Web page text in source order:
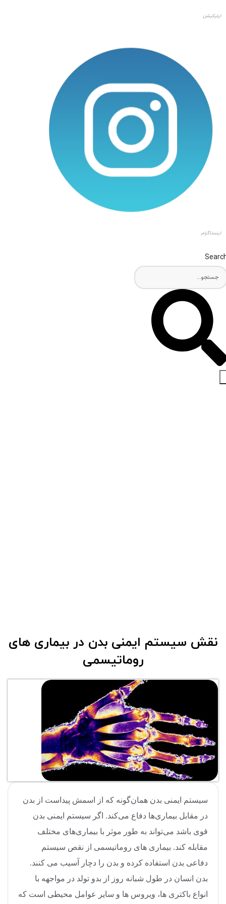
اپلیکیشن
اینستاگرام
نقش سیستم ایمنی بدن در بیماری های
روماتیسمی
سیستم ایمنی بدن همان‌گونه که از اسمش پیداست از بدن
در مقابل بیماری‌ها دفاع می‌کند. اگر سیستم ایمنی بدن
قوی باشد می‌تواند به طور موثر با بیماری‌های مختلف
مقابله کند. بیماری های روماتیسمی از نقص سیستم
دفاعی بدن استفاده کرده و بدن را دچار آسیب می کنند.
بدن انسان در طول شبانه روز از بدو تولد در مواجهه با
انواع باکتری ها، ویروس ها و سایر عوامل محیطی است که